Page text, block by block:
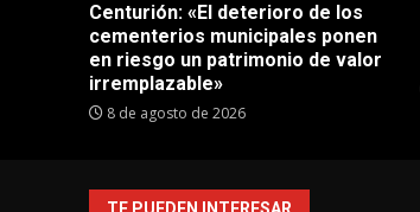
Centurión: «El deterioro de los
cementerios municipales ponen
en riesgo un patrimonio de valor
irremplazable»
8 de agosto de 2026